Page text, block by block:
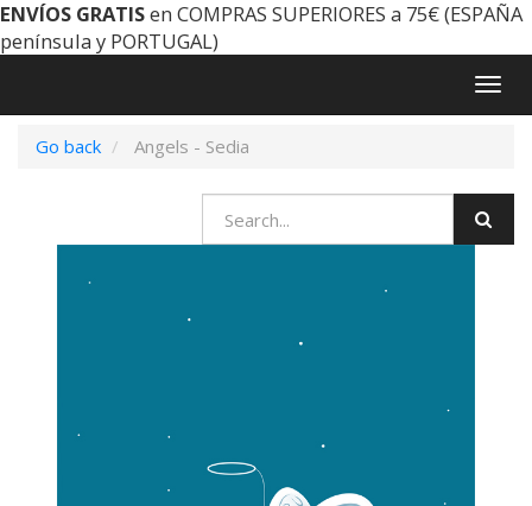
ENVÍOS GRATISen COMPRAS SUPERIORES a 75€ (ESPAÑA
península y PORTUGAL)
Go back
Angels - Sedia